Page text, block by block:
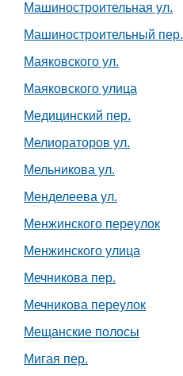
Машиностроительная ул.
Машиностроительный пер.
Маяковского ул.
Маяковского улица
Медицинский пер.
Мелиораторов ул.
Мельникова ул.
Менделеева ул.
Менжинского переулок
Менжинского улица
Мечникова пер.
Мечникова переулок
Мещанские полосы
Мигая пер.